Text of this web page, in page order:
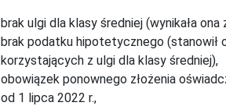
brak ulgi dla klasy średniej (wynikała ona
brak podatku hipotetycznego (stanowił
korzystających z ulgi dla klasy średniej),
obowiązek ponownego złożenia
od 1 lipca 2022 r.,